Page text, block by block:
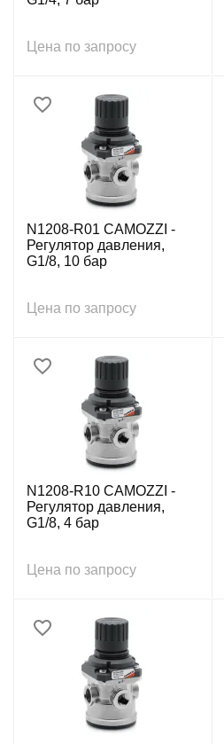
Цена по запросу
N1208-R01 CAMOZZI -
Регулятор давления,
G1/8, 10 бар
Цена по запросу
N1208-R10 CAMOZZI -
Регулятор давления,
G1/8, 4 бар
Цена по запросу